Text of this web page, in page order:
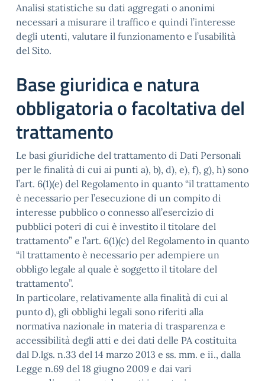
Analisi statistiche su dati aggregati o anonimi
necessari a misurare il traffico e quindi l’interesse
degli utenti, valutare il funzionamento e l’usabilità
del Sito.
Base giuridica e natura
obbligatoria o facoltativa del
trattamento
Le basi giuridiche del trattamento di Dati Personali
per le finalità di cui ai punti a), b), d), e), f), g), h) sono
l’art. 6(1)(e) del Regolamento in quanto “il trattamento
è necessario per l’esecuzione di un compito di
interesse pubblico o connesso all’esercizio di
pubblici poteri di cui è investito il titolare del
trattamento” e l’art. 6(1)(c) del Regolamento in quanto
“il trattamento è necessario per adempiere un
obbligo legale al quale è soggetto il titolare del
trattamento”.
In particolare, relativamente alla finalità di cui al
punto d), gli obblighi legali sono riferiti alla
normativa nazionale in materia di trasparenza e
accessibilità degli atti e dei dati delle PA costituita
dal D.lgs. n.33 del 14 marzo 2013 e ss. mm. e ii., dalla
Legge n.69 del 18 giugno 2009 e dai vari